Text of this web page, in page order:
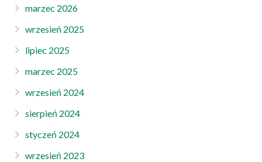
marzec 2026
wrzesień 2025
lipiec 2025
marzec 2025
wrzesień 2024
sierpień 2024
styczeń 2024
wrzesień 2023